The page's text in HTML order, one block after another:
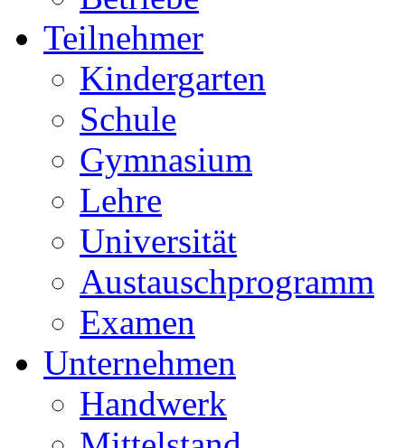
Teilnehmer
Kindergarten
Schule
Gymnasium
Lehre
Universität
Austauschprogramm
Examen
Unternehmen
Handwerk